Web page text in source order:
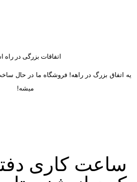
اتفاقات بزرگی در
یه اتفاق بزرگ در راهه! فروشگاه ما در حال
میشه!
ساعت کاری